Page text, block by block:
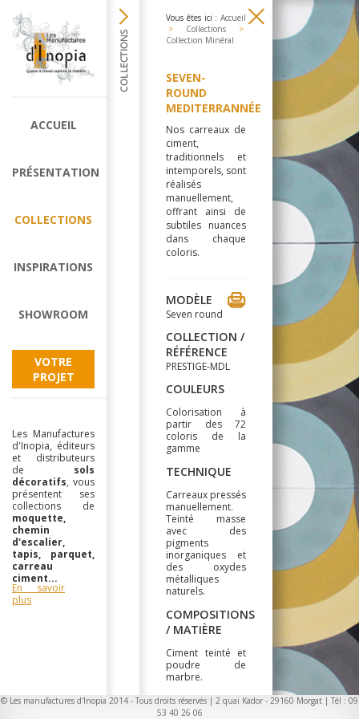
ACCUEIL
PRÉSENTATION
COLLECTIONS
INSPIRATIONS
SHOWROOM
VOTRE
PROJET
Les Manufactures
d'Inopia, éditeurs
et distributeurs
de sols
décoratifs, vous
présentent ses
collections de
moquette,
chemin
d'escalier,
tapis, parquet,
carreau
ciment...
En savoir
plus
Vous êtes ici : Accueil
>
Collections
>
Collection Minéral
SEVEN-
ROUND
MEDITERRANNÉE
Nos carreaux de
ciment,
traditionnels et
intemporels, sont
réalisés
manuellement,
offrant ainsi de
subtiles nuances
dans chaque
coloris.
MODÈLE
Seven round
COLLECTION /
RÉFÉRENCE
PRESTIGE-MDL
COULEURS
Colorisation à
partir des 72
coloris de la
gamme
TECHNIQUE
Carreaux pressés
manuellement.
Teinté masse
avec des
pigments
inorganiques et
des oxydes
métalliques
naturels.
COMPOSITIONS
/ MATIÈRE
Ciment teinté et
poudre de
marbre.
LARGEUR
© Les manufactures d'Inopia 2014 - Tous droits réservés | 2 quai Kador - 29160 Morgat | Tél : 09
53 40 26 06